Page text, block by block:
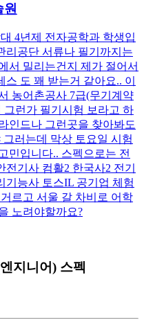
4년제 전자공학과 학생입
리공단 서류나 필기까지는
서 밀리는건지 제가 절어서
도 꽤 받는거 같아요.. 이
농어촌공사 7급(무기계약
런가 필기시험 보라고 하
인드나 그런곳을 찾아봐도
러는데 막상 토요일 시험
민입니다.. 스펙으로는 전
기사 컴활2 한국사2 전기
기능사 토스IL 공기업 체험
르고 서울 갈 차비로 어학
노려야할까요?
지니어) 스펙